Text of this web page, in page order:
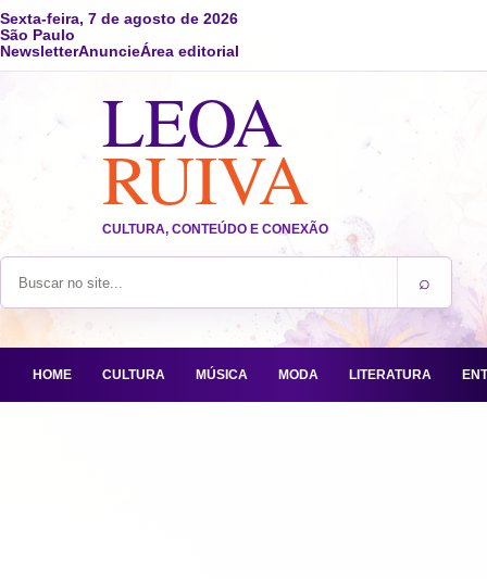
Sexta-feira, 7 de agosto de 2026
São Paulo
NewsletterAnuncieÁrea editorial
LEOA
RUIVA
CULTURA, CONTEÚDO E CONEXÃO
Buscar no site ⌕
HOME CULTURA MÚSICA MODA LITERATURA